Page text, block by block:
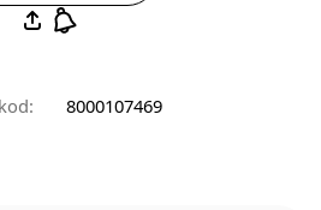
8000107469